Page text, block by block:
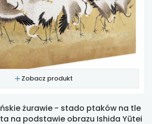
Zobacz produkt
żurawie - stado ptaków na tle
na podstawie obrazu Ishida Yūtei